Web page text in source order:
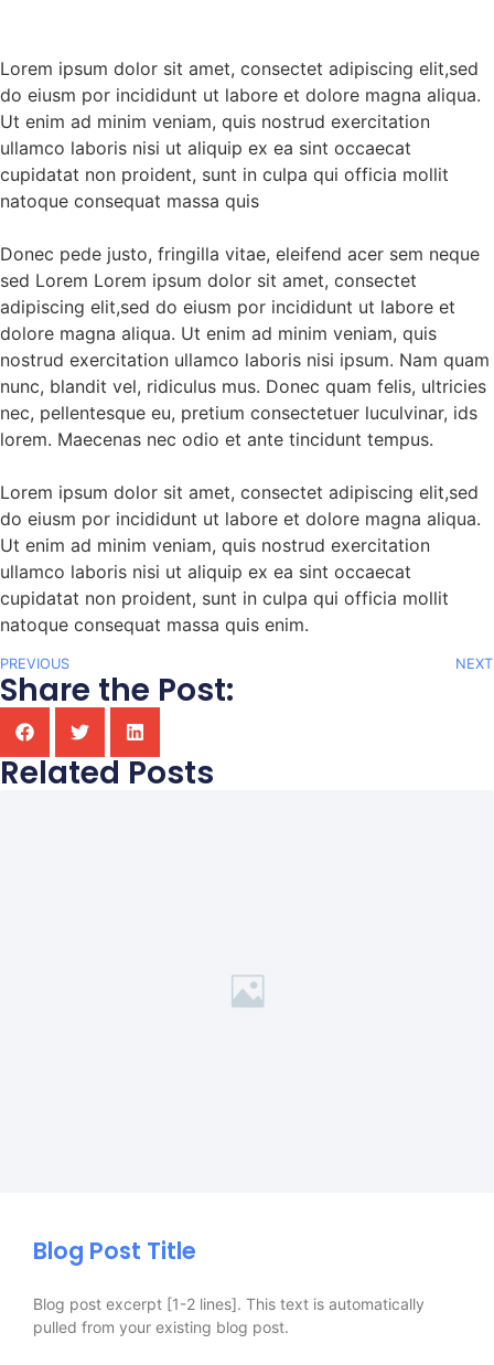
Lorem ipsum dolor sit amet, consectet adipiscing elit,sed
do eiusm por incididunt ut labore et dolore magna aliqua.
Ut enim ad minim veniam, quis nostrud exercitation
ullamco laboris nisi ut aliquip ex ea sint occaecat
cupidatat non proident, sunt in culpa qui officia mollit
natoque consequat massa quis
Donec pede justo, fringilla vitae, eleifend acer sem neque
sed Lorem Lorem ipsum dolor sit amet, consectet
adipiscing elit,sed do eiusm por incididunt ut labore et
dolore magna aliqua. Ut enim ad minim veniam, quis
nostrud exercitation ullamco laboris nisi ipsum. Nam quam
nunc, blandit vel, ridiculus mus. Donec quam felis, ultricies
nec, pellentesque eu, pretium consectetuer luculvinar, ids
lorem. Maecenas nec odio et ante tincidunt tempus.
Lorem ipsum dolor sit amet, consectet adipiscing elit,sed
do eiusm por incididunt ut labore et dolore magna aliqua.
Ut enim ad minim veniam, quis nostrud exercitation
ullamco laboris nisi ut aliquip ex ea sint occaecat
cupidatat non proident, sunt in culpa qui officia mollit
natoque consequat massa quis enim.
PREVIOUS NEXT
Share the Post:
Related Posts
Blog Post Title
Blog post excerpt [1-2 lines]. This text is automatically
pulled from your existing blog post.